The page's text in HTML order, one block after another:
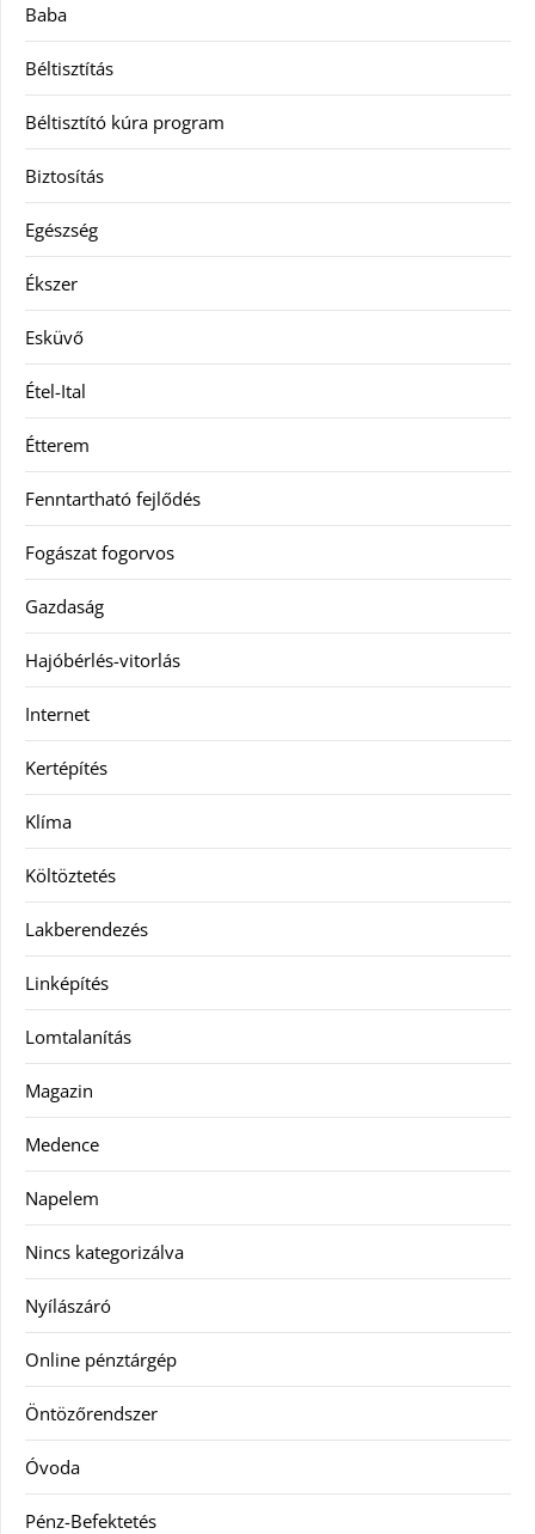
Baba
Béltisztítás
Béltisztító kúra program
Biztosítás
Egészség
Ékszer
Esküvő
Étel-Ital
Étterem
Fenntartható fejlődés
Fogászat fogorvos
Gazdaság
Hajóbérlés-vitorlás
Internet
Kertépítés
Klíma
Költöztetés
Lakberendezés
Linképítés
Lomtalanítás
Magazin
Medence
Napelem
Nincs kategorizálva
Nyílászáró
Online pénztárgép
Öntözőrendszer
Óvoda
Pénz-Befektetés